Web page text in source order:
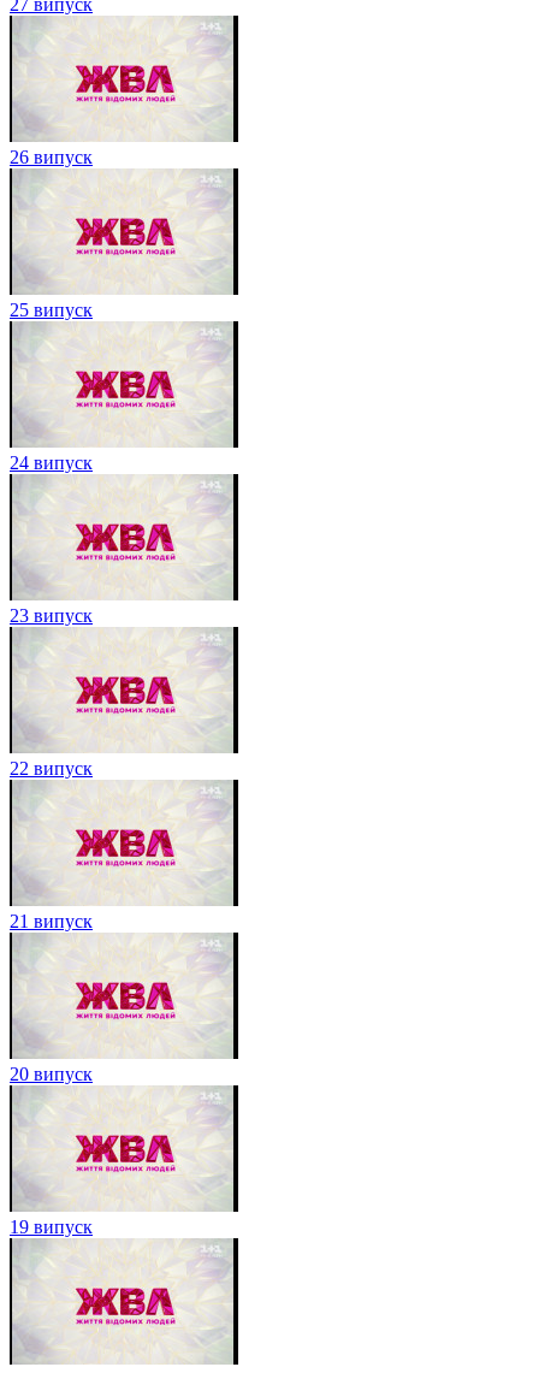
26 випуск
25 випуск
24 випуск
23 випуск
22 випуск
21 випуск
20 випуск
19 випуск